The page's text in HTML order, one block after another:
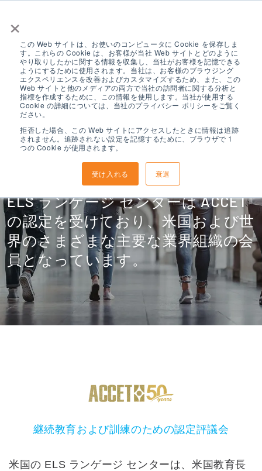
×
この Web サイトは、お使いのコンピュータに Cookie を保存しま
す。これらの Cookie は、お客様が当社 Web サイトとどのように
やり取りしたかに関する情報を収集し、当社がお客様を記憶できる
ようにするために使用されます。当社は、お客様のブラウジング
エクスペリエンスを改善およびカスタマイズするため、また、この
Web サイトと他のメディアの両方で当社の訪問者に関する分析と
指標を作成するために、この情報を使用します。当社が使用する
Cookie の詳細については、当社のプライバシー ポリシーをご覧く
ださい。
拒否した場合、この Web サイトにアクセスしたときに情報は追跡
されません。追跡されない設定を記憶するために、ブラウザで 1
つの Cookie が使用されます。
受け入れる 衰退
認定とメンバーシ
ップ
ELS ランゲージ センターは ACCET
の認定を受けており、米国および世
界のさまざまな主要な業界組織の会
員となっています。
継続教育および訓練のための認定評議会
米国の ELS ランゲージ センターは、米国教育長